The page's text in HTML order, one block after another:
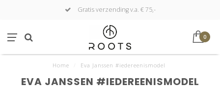
Gratis verzending v.a. € 75,-
0
Home Eva Janssen #iedereenismodel
EVA JANSSEN #IEDEREENISMODEL